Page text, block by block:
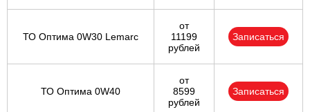
ТО Оптима 0W30 Lemarc
от
11199
рублей
Записаться
ТО Оптима 0W40
от
8599
рублей
Записаться